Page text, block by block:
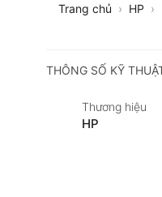
Trang chủ HP
THÔNG SỐ KỸ
Thương hiệu
HP